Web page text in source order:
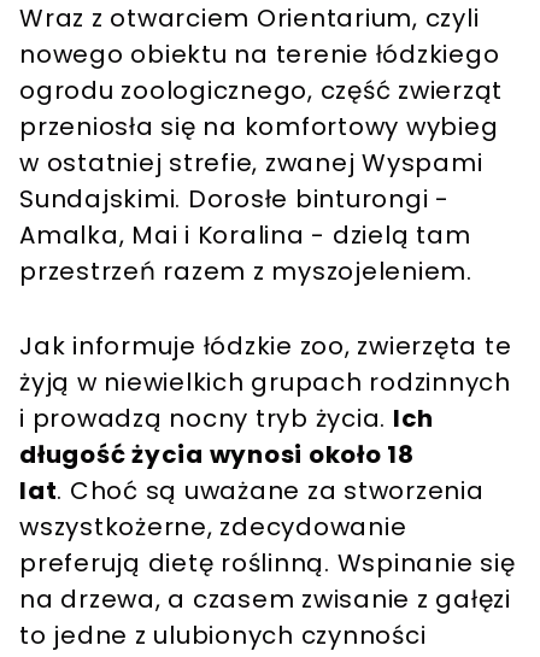
Wraz z otwarciem Orientarium, czyli
nowego obiektu na terenie łódzkiego
ogrodu zoologicznego, część zwierząt
przeniosła się na komfortowy wybieg
w ostatniej strefie, zwanej Wyspami
Sundajskimi. Dorosłe binturongi -
Amalka, Mai i Koralina - dzielą tam
przestrzeń razem z myszojeleniem.
Jak informuje łódzkie zoo, zwierzęta te
żyją w niewielkich grupach rodzinnych
i prowadzą nocny tryb życia. Ich
długość życia wynosi około 18
lat. Choć są uważane za stworzenia
wszystkożerne, zdecydowanie
preferują dietę roślinną. Wspinanie się
na drzewa, a czasem zwisanie z gałęzi
to jedne z ulubionych czynności